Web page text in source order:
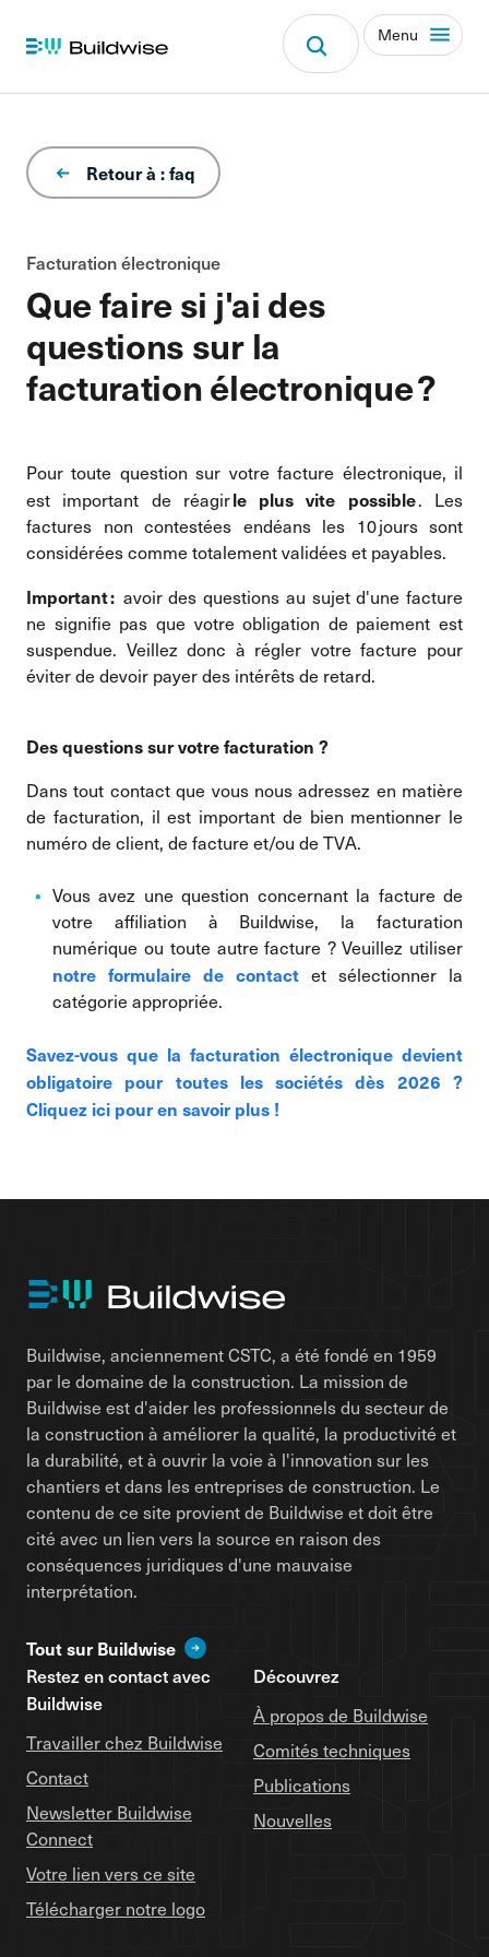
Menu
Que faire si j'ai des
questions sur la
facturation électronique ?
Facturation électronique
Retour à : faq
Pour toute question sur votre facture électronique, il
est important de réagirle plus vite possible. Les
factures non contestées endéans les 10 jours sont
considérées comme totalement validées et payables.
Important : avoir des questions au sujet d'une facture
ne signifie pas que votre obligation de paiement est
suspendue. Veillez donc à régler votre facture pour
éviter de devoir payer des intérêts de retard.
Des questions sur votre facturation ?
Dans tout contact que vous nous adressez en matière
de facturation, il est important de bien mentionner le
numéro de client, de facture et/ou de TVA.
Vous avez une question concernant la facture de
votre affiliation à Buildwise, la facturation
numérique ou toute autre facture ? Veuillez utiliser
notre formulaire de contact et sélectionner la
catégorie appropriée.
Savez-vous que la facturation électronique devient
obligatoire pour toutes les sociétés dès 2026 ?
Cliquez ici pour en savoir plus !
Buildwise, anciennement CSTC, a été fondé en 1959
par le domaine de la construction. La mission de
Buildwise est d'aider les professionnels du secteur de
la construction à améliorer la qualité, la productivité et
la durabilité, et à ouvrir la voie à l'innovation sur les
chantiers et dans les entreprises de construction. Le
contenu de ce site provient de Buildwise et doit être
cité avec un lien vers la source en raison des
conséquences juridiques d'une mauvaise
interprétation.
Tout sur Buildwise
Restez en contact avec
Buildwise
Travailler chez Buildwise
Contact
Newsletter Buildwise
Connect
Votre lien vers ce site
Télécharger notre logo
Découvrez
À propos de Buildwise
Comités techniques
Publications
Nouvelles